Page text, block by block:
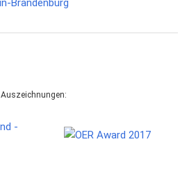
Auszeichnungen: